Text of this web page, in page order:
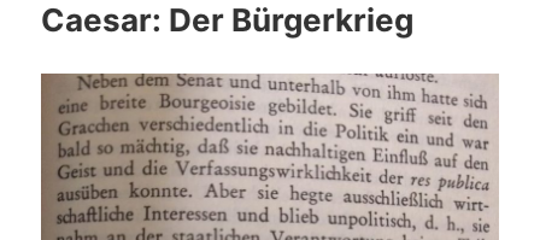
Caesar: Der Bürgerkrieg